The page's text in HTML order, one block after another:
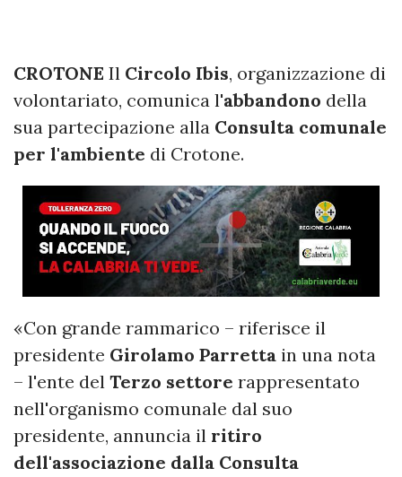
CROTONE Il Circolo Ibis, organizzazione di
volontariato, comunica l'abbandono della
sua partecipazione alla Consulta comunale
per l'ambiente di Crotone.
«Con grande rammarico – riferisce il
presidente Girolamo Parretta in una nota
– l'ente del Terzo settore rappresentato
nell'organismo comunale dal suo
presidente, annuncia il ritiro
dell'associazione dalla Consulta